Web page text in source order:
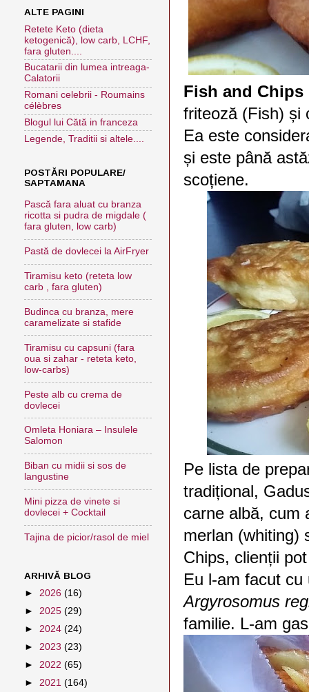
Fish and Chips
friteoză (Fish) și
Ea este
și este până
scoțiene.
Pe lista de
tradițional,
carne albă, cum
merlan (whiting)
Chips, clienții
Eu l-am facut cu
Argyrosomus
familie. L-am
ALTE PAGINI
Retete Keto (dieta
ketogenică), low carb, LCHF,
fara gluten....
Bucatarii din lumea intreaga-
Calatorii
Romani celebrii - Roumains
célèbres
Blogul lui Cătă in franceza
Legende, Traditii si altele....
POSTĂRI POPULARE/
SAPTAMANA
Pască fara aluat cu branza
ricotta si pudra de migdale (
fara gluten, low carb)
Pastă de dovlecei la AirFryer
Tiramisu keto (reteta low
carb , fara gluten)
Budinca cu branza, mere
caramelizate si stafide
Tiramisu cu capsuni (fara
oua si zahar - reteta keto,
low-carbs)
Peste alb cu crema de
dovlecei
Omleta Honiara – Insulele
Salomon
Biban cu midii si sos de
langustine
Mini pizza de vinete si
dovlecei + Cocktail
Tajina de picior/rasol de miel
ARHIVĂ BLOG
► 2026 (16)
► 2025 (29)
► 2024 (24)
► 2023 (23)
► 2022 (65)
► 2021 (164)